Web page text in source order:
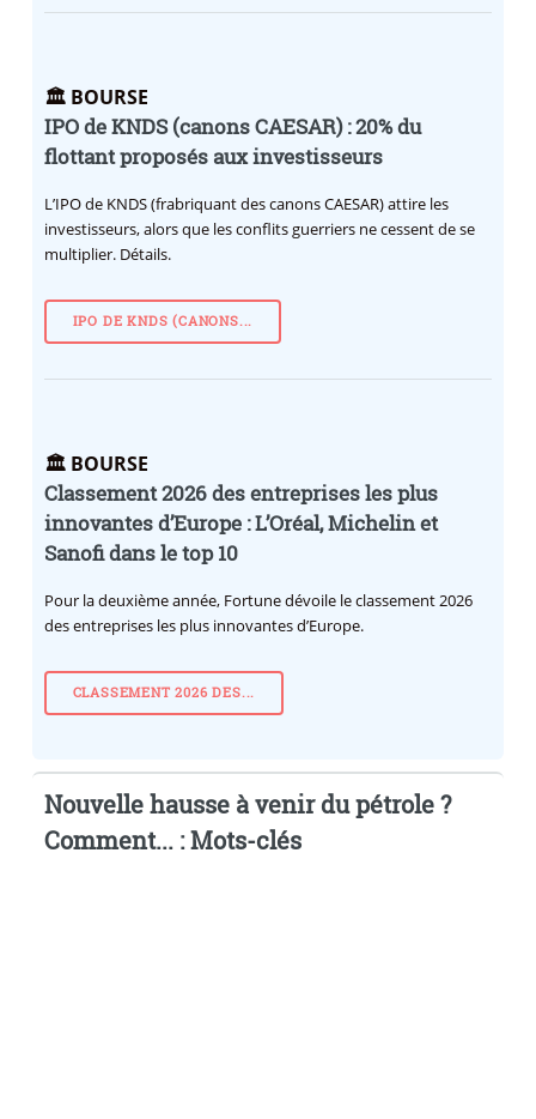
🏛️ BOURSE
IPO de KNDS (canons CAESAR) : 20% du
flottant proposés aux investisseurs
L’IPO de KNDS (frabriquant des canons CAESAR) attire les
investisseurs, alors que les conflits guerriers ne cessent de se
multiplier. Détails.
IPO DE KNDS (CANONS...
🏛️ BOURSE
Classement 2026 des entreprises les plus
innovantes d’Europe : L’Oréal, Michelin et
Sanofi dans le top 10
Pour la deuxième année, Fortune dévoile le classement 2026
des entreprises les plus innovantes d’Europe.
CLASSEMENT 2026 DES...
Nouvelle hausse à venir du pétrole ?
Comment... : Mots-clés